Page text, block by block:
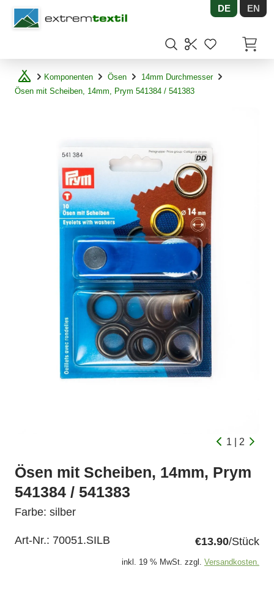
Shopware DE EN
Komponenten Ösen
14mm Durchmesser
Ösen mit Scheiben, 14mm, Prym 541384 / 541383
1 | 2
Ösen mit Scheiben, 14mm, Prym
541384 / 541383
Farbe: silber
Art-Nr.: 70051.SILB €13.90/Stück
inkl. 19 % MwSt. zzgl. Versandkosten.